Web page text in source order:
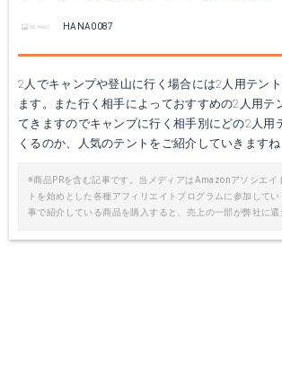
HANA0087
2人でキャンプや登山に行く場合には2人用テン
ます。また行く相手によっておすすめの2人用テ
てきますのでキャンプに行く相手別にどの2人用
くるのか、人気のテントをご紹介していきますね
※商品PRを含む記事です。当メディアはAmazonアソシエイ
トを始めとした各種アフィリエイトプログラムに参加して
事で紹介している商品を購入すると、売上の一部が弊社に還
Amazonで詳細を見る
楽天で詳細を見る 楽天